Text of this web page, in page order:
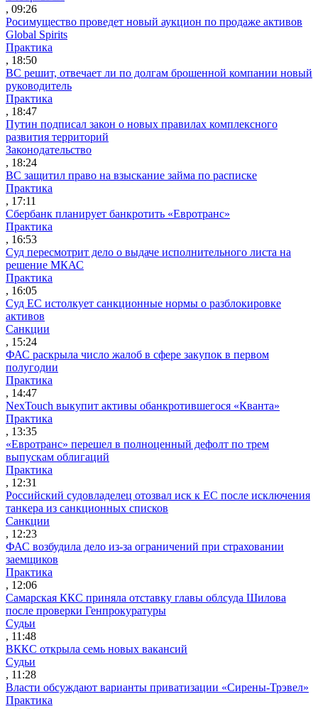
, 09:26
Росимущество проведет новый аукцион по продаже активов
Global Spirits
Практика
, 18:50
ВС решит, отвечает ли по долгам брошенной компании новый
руководитель
Практика
, 18:47
Путин подписал закон о новых правилах комплексного
развития территорий
Законодательство
, 18:24
ВС защитил право на взыскание займа по расписке
Практика
, 17:11
Сбербанк планирует банкротить «Евротранс»
Практика
, 16:53
Суд пересмотрит дело о выдаче исполнительного листа на
решение МКАС
Практика
, 16:05
Суд ЕС истолкует санкционные нормы о разблокировке
активов
Санкции
, 15:24
ФАС раскрыла число жалоб в сфере закупок в первом
полугодии
Практика
, 14:47
NexTouch выкупит активы обанкротившегося «Кванта»
Практика
, 13:35
«Евротранс» перешел в полноценный дефолт по трем
выпускам облигаций
Практика
, 12:31
Российский судовладелец отозвал иск к ЕС после исключения
танкера из санкционных списков
Санкции
, 12:23
ФАС возбудила дело из-за ограничений при страховании
заемщиков
Практика
, 12:06
Самарская ККС приняла отставку главы облсуда Шилова
после проверки Генпрокуратуры
Судьи
, 11:48
ВККС открыла семь новых вакансий
Судьи
, 11:28
Власти обсуждают варианты приватизации «Сирены-Трэвел»
Практика